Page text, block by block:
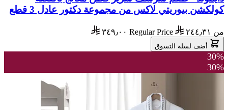
كولكشن بيوريتي لاكس من مجموعة دكتور عادل 3 قطع
من ٢٤٤٫٣١ Regular Price ٣٤٩٫٠٠
أضف لسلة التسوق
30%
30%